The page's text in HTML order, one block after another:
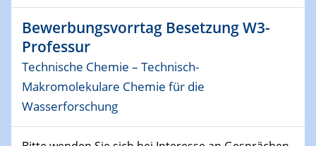
ZBT
14.02.2024
"Lhyfe - Produzent und Lieferant von
grünem und erneuerbarem Wasserstoff.
Praxisfall, Projekt Duisburg
Bewerbungsvorrtag Besetzung W3-
Professur
Technische Chemie – Technisch-
Makromolekulare Chemie für die
Wasserforschung